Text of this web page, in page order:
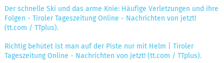
Der schnelle Ski und das arme Knie: Häufige Verletzungen und ihre
Folgen - Tiroler Tageszeitung Online - Nachrichten von jetzt!
(tt.com / TTplus).
Richtig behütet ist man auf der Piste nur mit Helm | Tiroler
Tageszeitung Online - Nachrichten von jetzt! (tt.com / TTplus).